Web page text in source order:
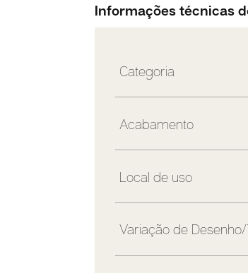
Informações técnicas
Categoria
Acabamento
Local de uso
Variação de